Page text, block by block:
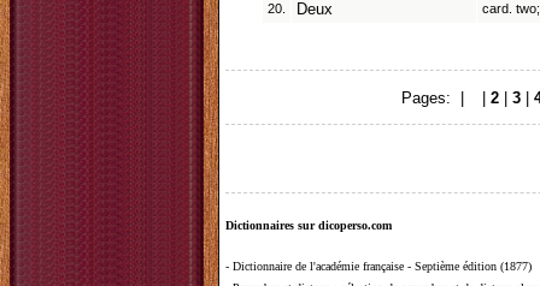
20.
Deux card.
Pages: | 2 3
Dictionnaires sur dicoperso.com
- Dictionnaire de l'académie française - Septième édition (1877)